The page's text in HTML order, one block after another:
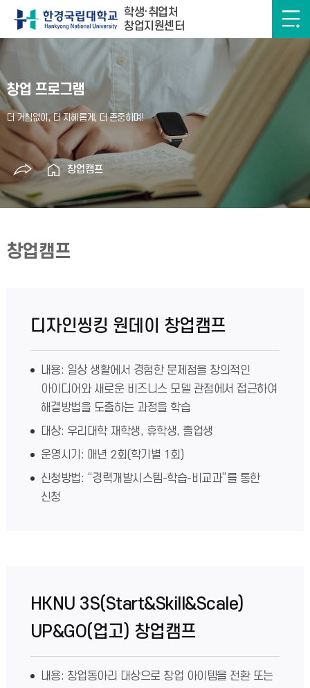
학생·취업처
창업지원센터
창업 프로그램
창업캠프
창업캠프
디자인씽킹 원데이 창업캠프
내용: 일상 생활에서 경험한 문제점을 창의적인
아이디어와 새로운 비즈니스 모델 관점에서 접근하여
해결방법을 도출하는 과정을 학습
대상: 우리대학 재학생, 휴학생, 졸업생
운영시기: 매년 2회(학기별 1회)
신청방법: “경력개발시스템-학습-비교과”를 통한
신청
HKNU 3S(Start&Skill&Scale)
UP&GO(업고) 창업캠프
내용: 창업동아리 대상으로 창업 아이템을 전환 또는